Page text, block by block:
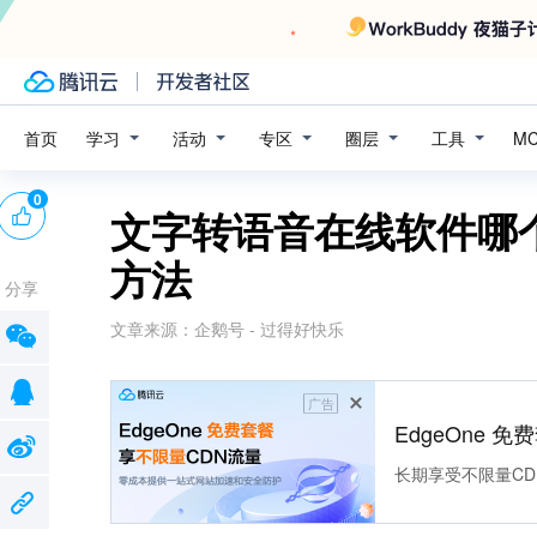
首页 学习 活动 专区 圈层 工具
文字转语音在线软件
方法
文章来源： 企鹅号 - 过得好快乐
广告
EdgeOne 免
长期享受不限量
0
分享